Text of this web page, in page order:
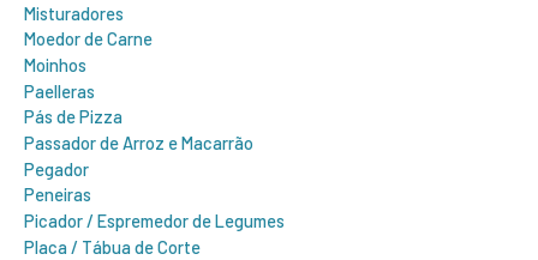
Misturadores
Moedor de Carne
Moinhos
Paelleras
Pás de Pizza
Passador de Arroz e Macarrão
Pegador
Peneiras
Picador / Espremedor de Legumes
Placa / Tábua de Corte